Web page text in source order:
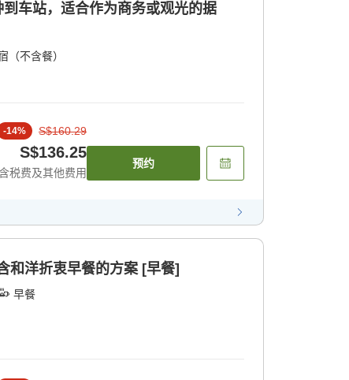
车站，适合作为商务或观光的据
（不含餐）
-14% S$160.29
S$136.25
税费及其他费用
预约
和洋折衷早餐的方案 [早餐]
早餐